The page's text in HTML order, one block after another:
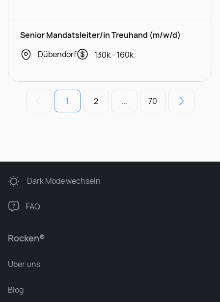
Senior Mandatsleiter/in Treuhand (m/w/d)
Dübendorf
130k - 160k
1 2 ... 70
Rocken®
Über uns
Blog
Dark Modewechseln
FAQ